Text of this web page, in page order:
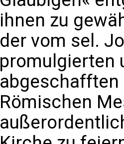
ihnen zu
der vom sel.
promulgierten
abgeschafften
Römischen